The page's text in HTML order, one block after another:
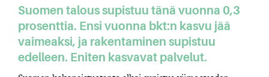
Suomen talous supistuu tänä vuonna 0,3
prosenttia. Ensi vuonna bkt:n kasvu jää
vaimeaksi, ja rakentaminen supistuu
edelleen. Eniten kasvavat palvelut.